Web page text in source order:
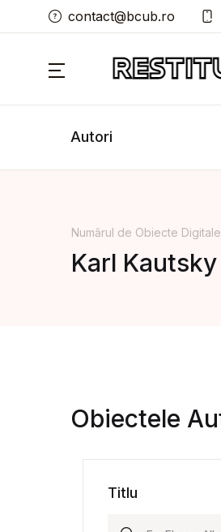
contact@bcub.ro
Autori
Numărul de Obiecte
Karl Kautsky
Obiectele
Titlu